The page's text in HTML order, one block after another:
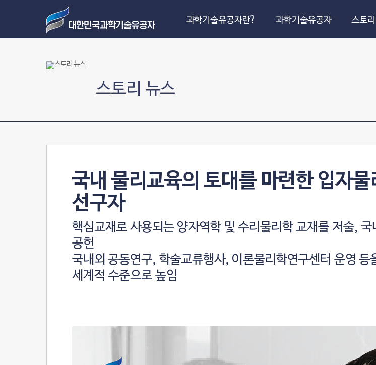
과학기술유공자란? 과학기술유공자 스토
스토리 뉴스
국내 물리교육의 토대를 마련한 입자물
선구자
핵심교재로 사용되는 양자역학 및 수리물리학 교재를 저술, 국
공헌
국내외 공동연구, 학술교류행사, 이론물리학연구센터 운영 등
세계적 수준으로 높임